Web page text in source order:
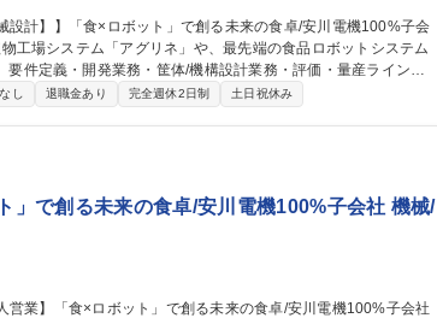
件定義・開発業務・筐体/機構設計業務・評価・量産ラインの
電機100%子会社
し 退職金あり 完全週休2日制 土日祝休み
」で創る未来の食卓/安川電機100%子会社 機械/